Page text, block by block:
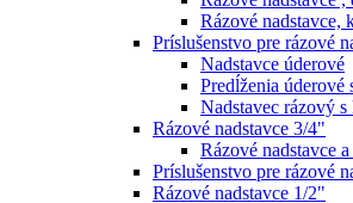
Rázové nadstavce,
Príslušenstvo pre rázové
Nadstavce úderové
Predĺženia úderové
Nadstavec rázový
Rázové nadstavce 3/4"
Rázové nadstavce
Príslušenstvo pre rázové
Rázové nadstavce 1/2"